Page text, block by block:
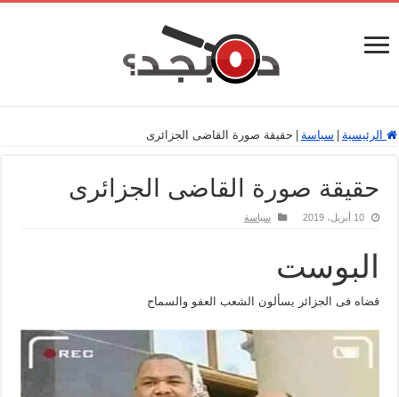
الرئيسية سياسة حقيقة صورة القاضى الجزائرى
حقيقة صورة القاضى الجزائرى
10 أبريل، 2019 سياسة
البوست
قضاه فى الجزائر يسألون الشعب العفو والسماح